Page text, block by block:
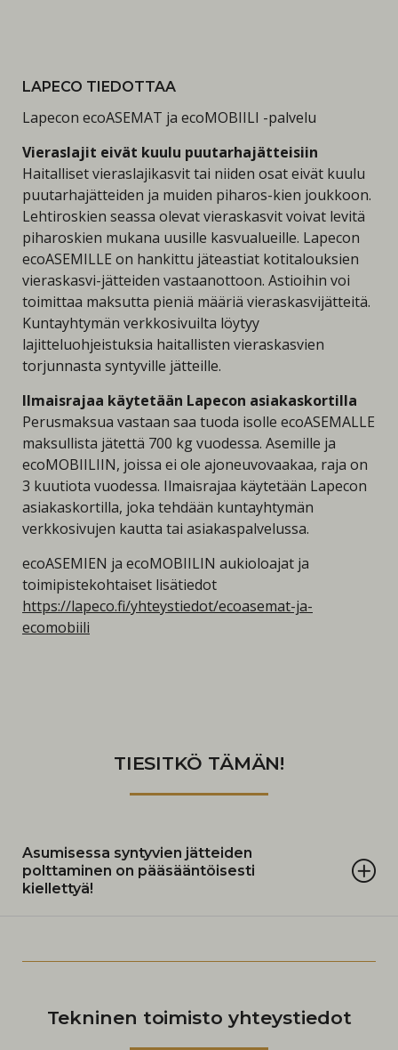
LAPECO TIEDOTTAA
Lapecon ecoASEMAT ja ecoMOBIILI -palvelu
Vieraslajit eivät kuulu puutarhajätteisiin
Haitalliset vieraslajikasvit tai niiden osat eivät kuulu
puutarhajätteiden ja muiden piharos-kien joukkoon.
Lehtiroskien seassa olevat vieraskasvit voivat levitä
piharoskien mukana uusille kasvualueille. Lapecon
ecoASEMILLE on hankittu jäteastiat kotitalouksien
vieraskasvi-jätteiden vastaanottoon. Astioihin voi
toimittaa maksutta pieniä määriä vieraskasvijätteitä.
Kuntayhtymän verkkosivuilta löytyy
lajitteluohjeistuksia haitallisten vieraskasvien
torjunnasta syntyville jätteille.
Ilmaisrajaa käytetään Lapecon asiakaskortilla
Perusmaksua vastaan saa tuoda isolle ecoASEMALLE
maksullista jätettä 700 kg vuodessa. Asemille ja
ecoMOBIILIIN, joissa ei ole ajoneuvovaakaa, raja on
3 kuutiota vuodessa. Ilmaisrajaa käytetään Lapecon
asiakaskortilla, joka tehdään kuntayhtymän
verkkosivujen kautta tai asiakaspalvelussa.
ecoASEMIEN ja ecoMOBIILIN aukioloajat ja
toimipistekohtaiset lisätiedot
https://lapeco.fi/yhteystiedot/ecoasemat-ja-
ecomobiili
TIESITKÖ TÄMÄN!
Asumisessa syntyvien jätteiden
polttaminen on pääsääntöisesti
kiellettyä!
Tekninen toimisto yhteystiedot